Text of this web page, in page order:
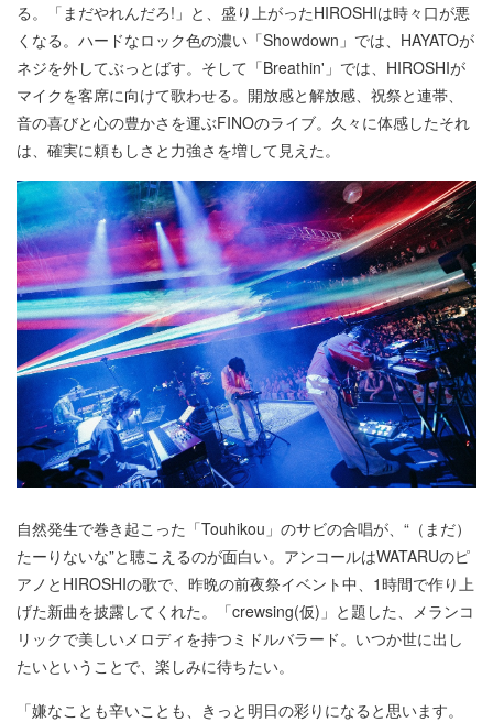
る。「まだやれんだろ!」と、盛り上がったHIROSHIは時々口が悪
くなる。ハードなロック色の濃い「Showdown」では、HAYATOが
ネジを外してぶっとばす。そして「Breathin'」では、HIROSHIが
マイクを客席に向けて歌わせる。開放感と解放感、祝祭と連帯、
音の喜びと心の豊かさを運ぶFINOのライブ。久々に体感したそれ
は、確実に頼もしさと力強さを増して見えた。
自然発生で巻き起こった「Touhikou」のサビの合唱が、“（まだ）
たーりないな”と聴こえるのが面白い。アンコールはWATARUのピ
アノとHIROSHIの歌で、昨晩の前夜祭イベント中、1時間で作り上
げた新曲を披露してくれた。「crewsing(仮)」と題した、メランコ
リックで美しいメロディを持つミドルバラード。いつか世に出し
たいということで、楽しみに待ちたい。
「嫌なことも辛いことも、きっと明日の彩りになると思います。